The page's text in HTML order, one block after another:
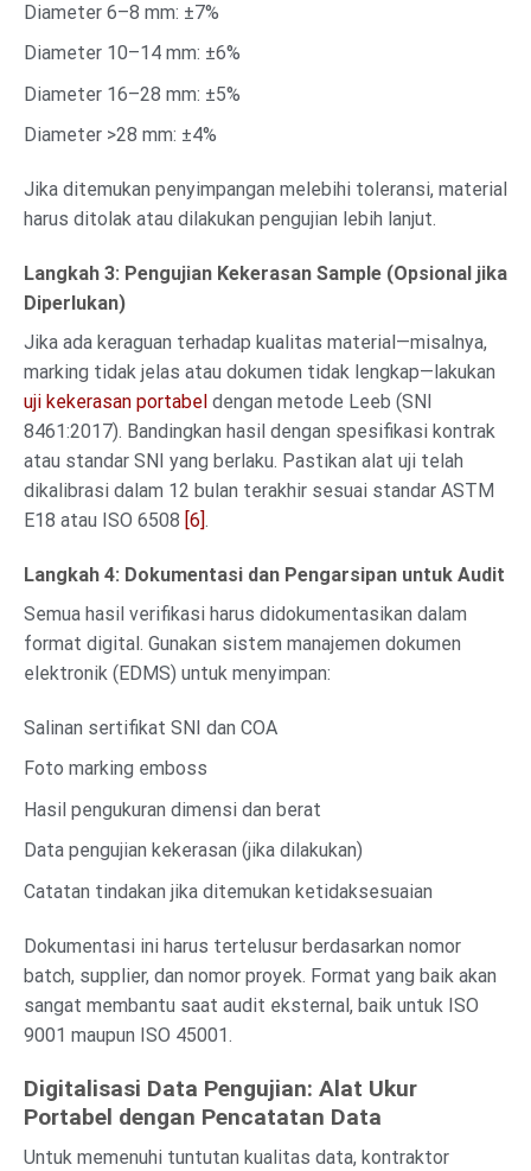
Diameter 6–8 mm: ±7%
Diameter 10–14 mm: ±6%
Diameter 16–28 mm: ±5%
Diameter >28 mm: ±4%
Jika ditemukan penyimpangan melebihi toleransi, material
harus ditolak atau dilakukan pengujian lebih lanjut.
Langkah 3: Pengujian Kekerasan Sample (Opsional jika
Diperlukan)
Jika ada keraguan terhadap kualitas material—misalnya,
marking tidak jelas atau dokumen tidak lengkap—lakukan
uji kekerasan portabel dengan metode Leeb (SNI
8461:2017). Bandingkan hasil dengan spesifikasi kontrak
atau standar SNI yang berlaku. Pastikan alat uji telah
dikalibrasi dalam 12 bulan terakhir sesuai standar ASTM
E18 atau ISO 6508 [6].
Langkah 4: Dokumentasi dan Pengarsipan untuk Audit
Semua hasil verifikasi harus didokumentasikan dalam
format digital. Gunakan sistem manajemen dokumen
elektronik (EDMS) untuk menyimpan:
Salinan sertifikat SNI dan COA
Foto marking emboss
Hasil pengukuran dimensi dan berat
Data pengujian kekerasan (jika dilakukan)
Catatan tindakan jika ditemukan ketidaksesuaian
Dokumentasi ini harus tertelusur berdasarkan nomor
batch, supplier, dan nomor proyek. Format yang baik akan
sangat membantu saat audit eksternal, baik untuk ISO
9001 maupun ISO 45001.
Digitalisasi Data Pengujian: Alat Ukur
Portabel dengan Pencatatan Data
Untuk memenuhi tuntutan kualitas data, kontraktor